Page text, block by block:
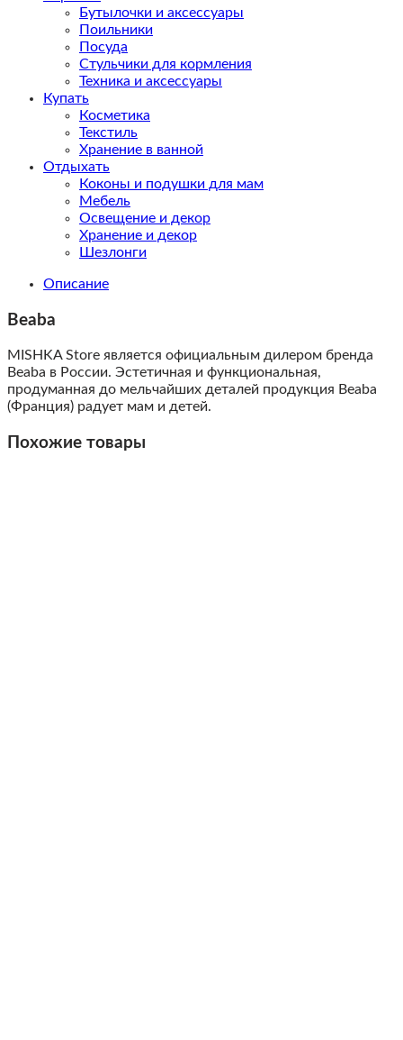
Бутылочки и аксессуары
Поильники
Посуда
Стульчики для кормления
Техника и аксессуары
Купать
Косметика
Текстиль
Хранение в ванной
Отдыхать
Коконы и подушки для мам
Мебель
Освещение и декор
Хранение и декор
Шезлонги
Описание
Beaba
MISHKA Store является официальным дилером бренда
Beaba в России. Эстетичная и функциональная,
продуманная до мельчайших деталей продукция Beaba
(Франция) радует мам и детей.
Похожие товары